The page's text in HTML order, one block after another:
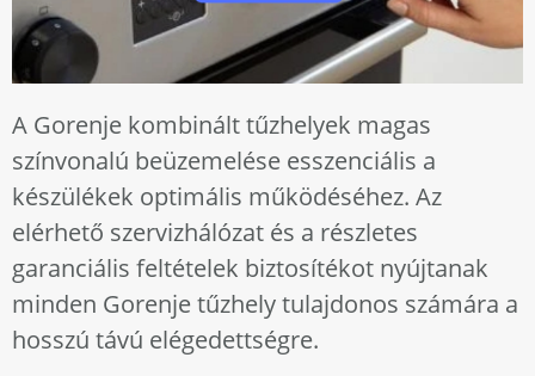
A Gorenje kombinált tűzhelyek magas
színvonalú beüzemelése esszenciális a
készülékek optimális működéséhez. Az
elérhető szervizhálózat és a részletes
garanciális feltételek biztosítékot nyújtanak
minden Gorenje tűzhely tulajdonos számára a
hosszú távú elégedettségre.